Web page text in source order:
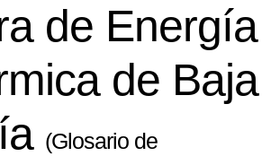
de Energía
de Baja
(Glosario de